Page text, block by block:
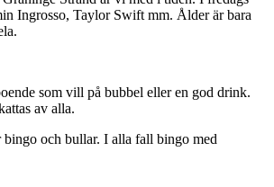
Ingrosso, Taylor Swift mm. Ålder är bara
som vill på bubbel eller en god drink.
av alla.
bingo och bullar. I alla fall bingo med